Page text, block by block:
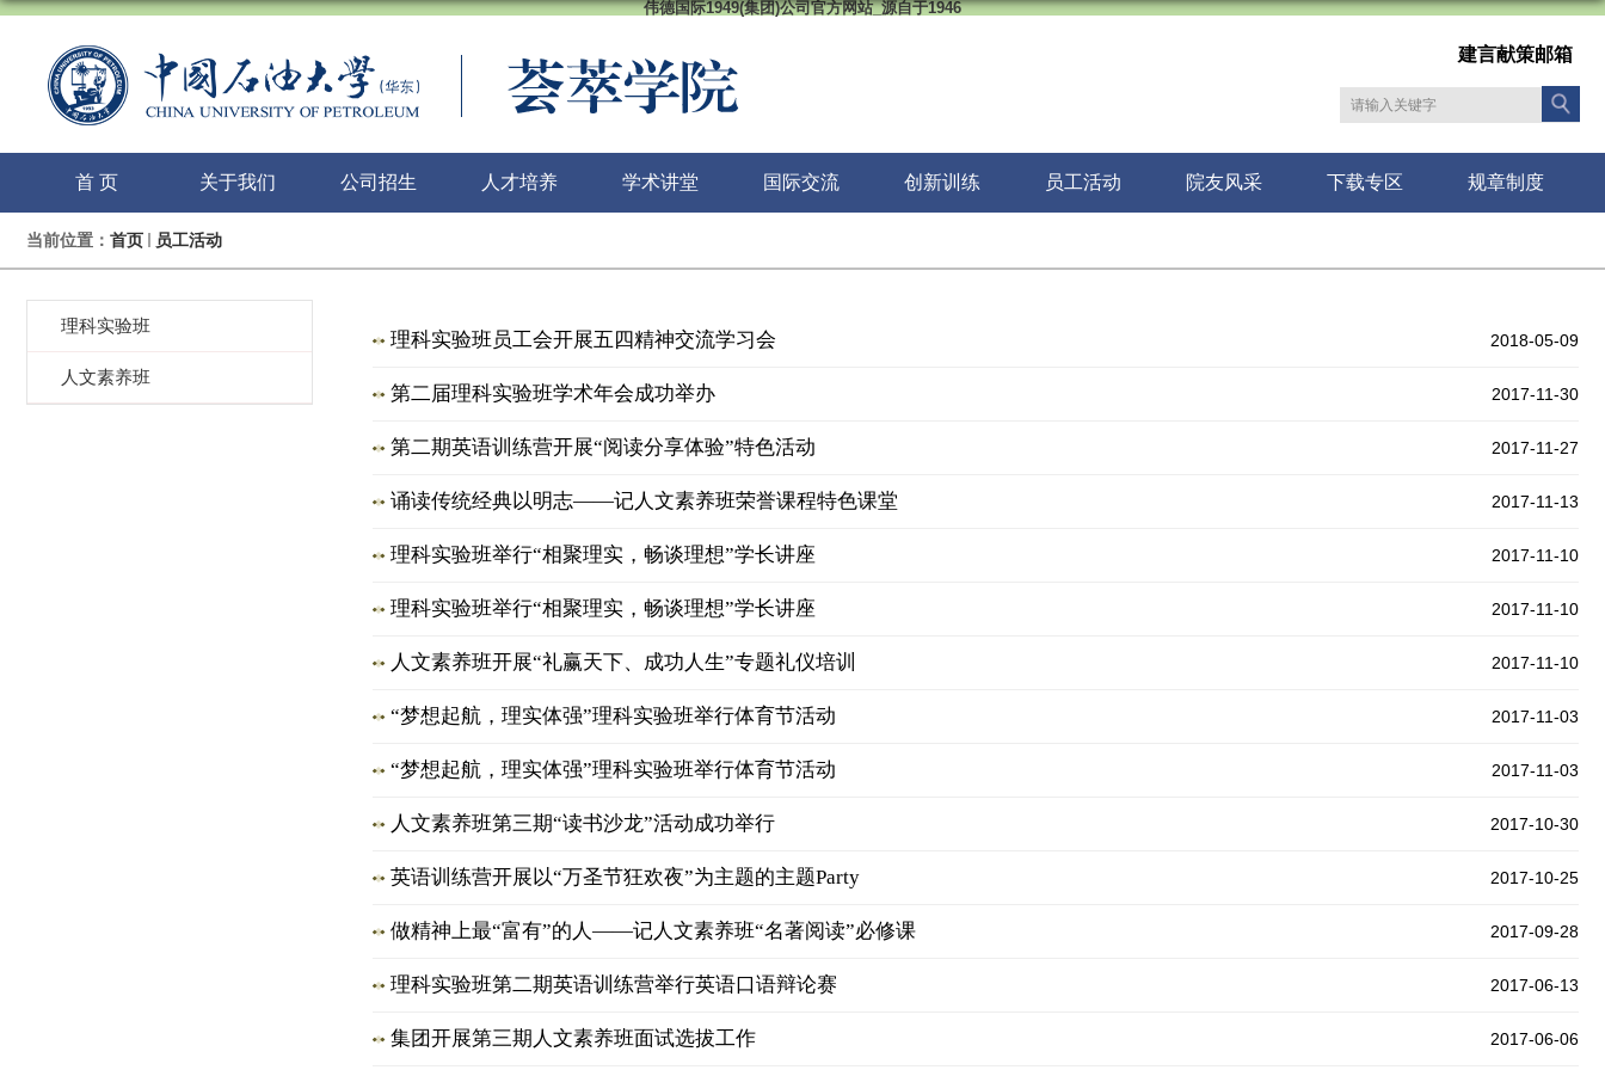
伟德国际1949(集团)公司官方网站_源自于1946
建言献策邮箱
首 页 关于我们 公司招生 人才培养 学术讲堂 国际交流 创新训练 员工活动 院友风采 下载专区 规章制度
当前位置： 首页 员工活动
理科实验班
人文素养班
理科实验班员工会开展五四精神交流学习会 2018-05-09
第二届理科实验班学术年会成功举办 2017-11-30
第二期英语训练营开展“阅读分享体验”特色活动 2017-11-27
诵读传统经典以明志——记人文素养班荣誉课程特色课堂 2017-11-13
理科实验班举行“相聚理实，畅谈理想”学长讲座 2017-11-10
理科实验班举行“相聚理实，畅谈理想”学长讲座 2017-11-10
人文素养班开展“礼赢天下、成功人生”专题礼仪培训 2017-11-10
“梦想起航，理实体强”理科实验班举行体育节活动 2017-11-03
“梦想起航，理实体强”理科实验班举行体育节活动 2017-11-03
人文素养班第三期“读书沙龙”活动成功举行 2017-10-30
英语训练营开展以“万圣节狂欢夜”为主题的主题Party 2017-10-25
做精神上最“富有”的人——记人文素养班“名著阅读”必修课 2017-09-28
理科实验班第二期英语训练营举行英语口语辩论赛 2017-06-13
集团开展第三期人文素养班面试选拔工作 2017-06-06